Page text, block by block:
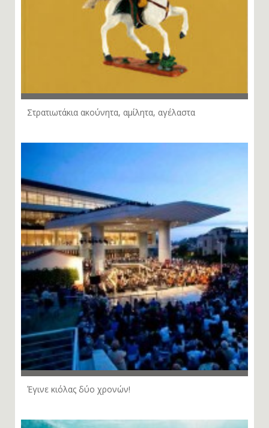
Στρατιωτάκια ακούνητα, αμίλητα, αγέλαστα
Έγινε κιόλας δύο χρονών!